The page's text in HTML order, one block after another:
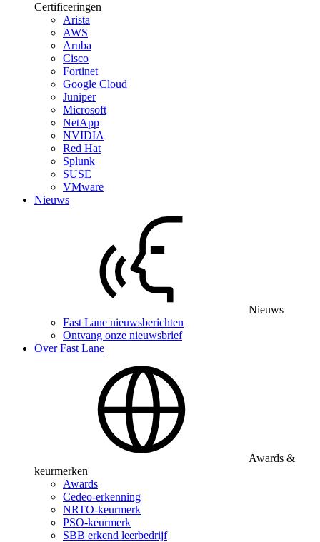
Certificeringen
Arista
AWS
Aruba
Cisco
Fortinet
Google Cloud
Juniper
Microsoft
NetApp
NVIDIA
Red Hat
Splunk
SUSE
VMware
Nieuws
Nieuws
Fast Lane nieuwsberichten
Ontvang onze nieuwsbrief
Over Fast Lane
Awards &
keurmerken
Awards
Cedeo-erkenning
NRTO-keurmerk
PSO-keurmerk
SBB erkend leerbedrijf